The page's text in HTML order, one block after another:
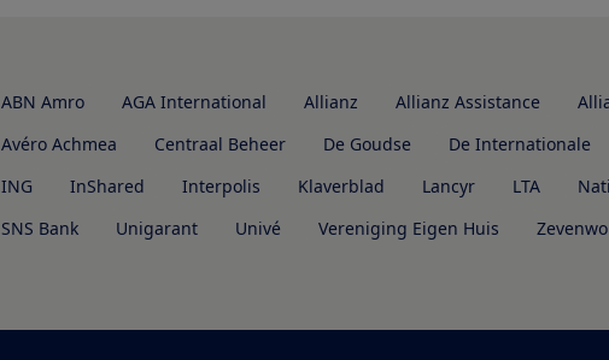
ABN Amro AGA International Allianz Allianz Assistance
Avéro Achmea
Centraal Beheer De Goudse
De Internationale
ING
InShared Interpolis Klaverblad Lancyr LTA
SNS Bank
Unigarant Univé Vereniging Eigen Huis